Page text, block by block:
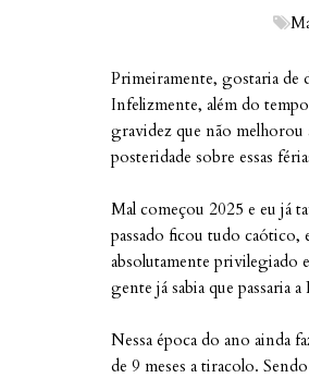
Primeiramente, gostaria de
Infelizmente, além do
gravidez que não
posteridade sobre essas
Mal começou 2025 e eu já
passado ficou tudo caótico,
absolutamente privilegiado
gente já sabia que passaria
Nessa época do ano ainda
de 9 meses a tiracolo.